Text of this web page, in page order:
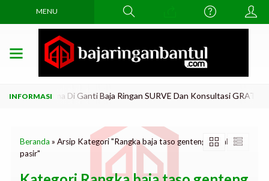
MENU
Atap Lama Di Ganti Baja Ringan SURVE Dan Konsultasi GRATiis..!!
Beranda » Arsip Kategori "Rangka baja taso genteng metal
pasir"